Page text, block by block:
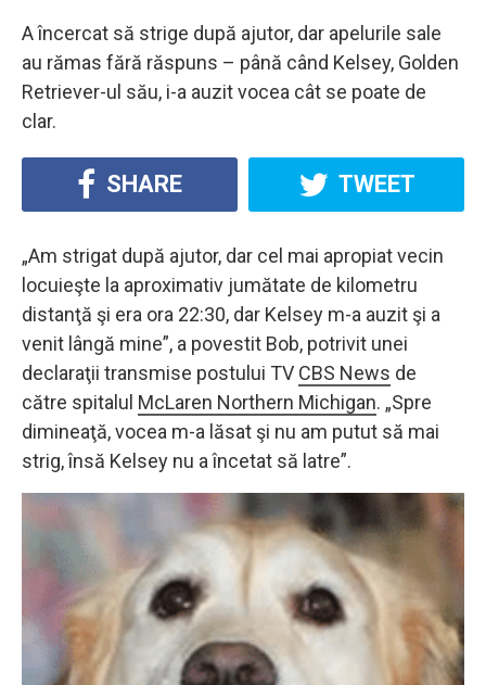
A încercat să strige după ajutor, dar apelurile sale
au rămas fără răspuns – până când Kelsey, Golden
Retriever-ul său, i-a auzit vocea cât se poate de
clar.
SHARE TWEET
„Am strigat după ajutor, dar cel mai apropiat vecin
locuieşte la aproximativ jumătate de kilometru
distanţă şi era ora 22:30, dar Kelsey m-a auzit şi a
venit lângă mine”, a povestit Bob, potrivit unei
declaraţii transmise postului TV CBS News de
către spitalul McLaren Northern Michigan. „Spre
dimineaţă, vocea m-a lăsat şi nu am putut să mai
strig, însă Kelsey nu a încetat să latre”.